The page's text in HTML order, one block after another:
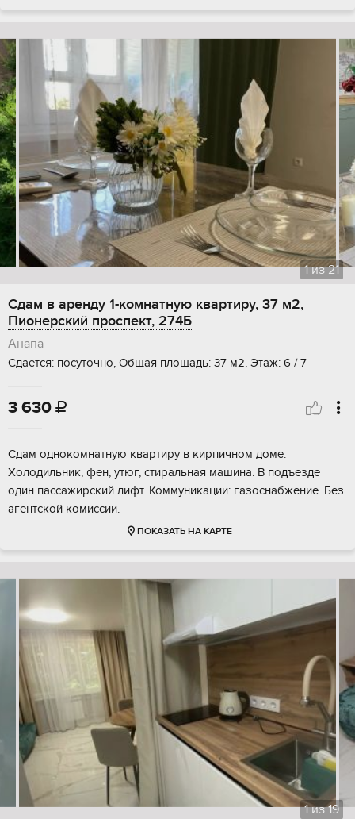
1из21
Сдам в аренду 1-комнатную квартиру, 37 м2,
Пионерский проспект, 274Б
Анапа
Сдается: посуточно, Общая площадь: 37 м2, Этаж: 6 / 7
3 630 
Сдам однокомнатную квартиру в кирпичном доме.
Холодильник, фен, утюг, стиральная машина. В подъезде
один пассажирский лифт. Коммуникации: газоснабжение. Без
агентской комиссии.
ПОКАЗАТЬ НА КАРТЕ
1из19